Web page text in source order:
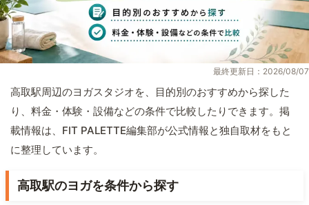
最終更新日：2026/08/07
高取駅周辺のヨガスタジオを、目的別のおすすめから探した
り、料金・体験・設備などの条件で比較したりできます。掲
載情報は、FIT PALETTE編集部が公式情報と独自取材をもと
に整理しています。
高取駅のヨガを条件から探す